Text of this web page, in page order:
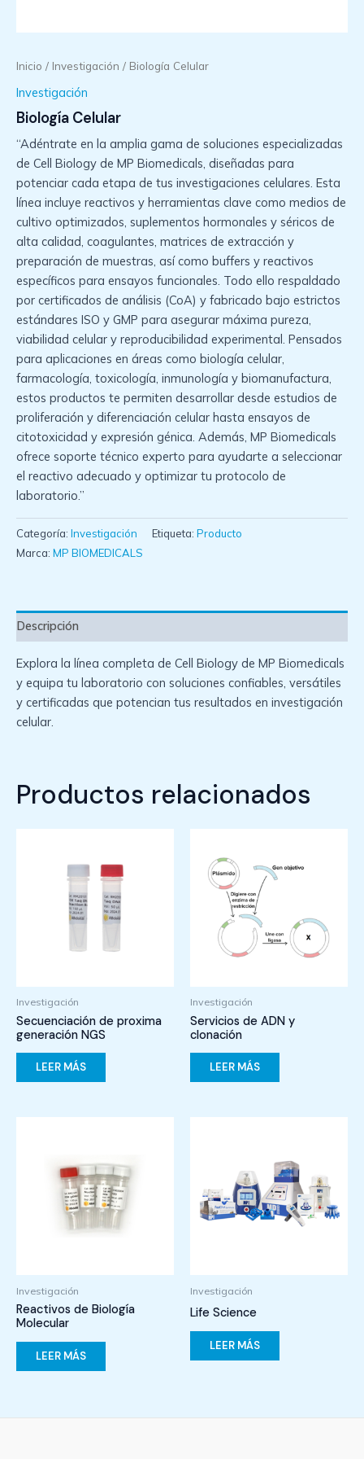
Inicio / Investigación / Biología Celular
Investigación
Biología Celular
“Adéntrate en la amplia gama de soluciones especializadas
de Cell Biology de MP Biomedicals, diseñadas para
potenciar cada etapa de tus investigaciones celulares. Esta
línea incluye reactivos y herramientas clave como medios de
cultivo optimizados, suplementos hormonales y séricos de
alta calidad, coagulantes, matrices de extracción y
preparación de muestras, así como buffers y reactivos
específicos para ensayos funcionales. Todo ello respaldado
por certificados de análisis (CoA) y fabricado bajo estrictos
estándares ISO y GMP para asegurar máxima pureza,
viabilidad celular y reproducibilidad experimental. Pensados
para aplicaciones en áreas como biología celular,
farmacología, toxicología, inmunología y biomanufactura,
estos productos te permiten desarrollar desde estudios de
proliferación y diferenciación celular hasta ensayos de
citotoxicidad y expresión génica. Además, MP Biomedicals
ofrece soporte técnico experto para ayudarte a seleccionar
el reactivo adecuado y optimizar tu protocolo de
laboratorio.”
Categoría: Investigación Etiqueta: Producto
Marca: MP BIOMEDICALS
Descripción
Explora la línea completa de Cell Biology de MP Biomedicals
y equipa tu laboratorio con soluciones confiables, versátiles
y certificadas que potencian tus resultados en investigación
celular.
Productos relacionados
Investigación
Secuenciación de proxima
generación NGS
LEER MÁS
Investigación
Servicios de ADN y
clonación
LEER MÁS
Investigación
Reactivos de Biología
Molecular
LEER MÁS
Investigación
Life Science
LEER MÁS